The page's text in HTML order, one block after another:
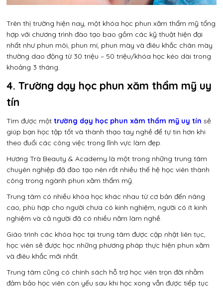
Trên thị trường hiện nay, một khóa học phun xăm thẩm mỹ tổng
hợp với chương trình đào tạo bao gồm các kỹ thuật hiện đại
nhất như phun môi, phun mí, phun mày và điêu khắc chân mày
thường dao động từ 30 triệu – 50 triệu/khóa học kéo dài trong
khoảng 3 tháng.
4. Trường dạy học phun xăm thẩm mỹ uy
tín
Tìm được mộttrường dạy học phun xăm thẩm mỹ uy tín sẽ
giúp bạn học tập tốt và thành thạo tay nghề để tự tin hơn khi
theo đuổi các công việc trong lĩnh vực làm đẹp.
Hương Trà Beauty & Academy là một trong những trung tâm
chuyên nghiệp đã đào tạo nên rất nhiều thế hệ học viên thành
công trong ngành phun xăm thẩm mỹ.
Trung tâm có nhiều khóa học khác nhau từ cơ bản đến nâng
cao, phù hợp cho người chưa có kinh nghiệm, người có ít kinh
nghiệm và cả người đã có nhiều năm làm nghề.
Giáo trình các khóa học tại trung tâm được cập nhật liên tục,
học viên sẽ được học những phương pháp thực hiện phun xăm
và điêu khắc mới nhất.
Trung tâm cũng có chính sách hỗ trợ học viên trọn đời nhằm
đảm bảo học viên còn yếu sau khi học xong vẫn được tiếp tục